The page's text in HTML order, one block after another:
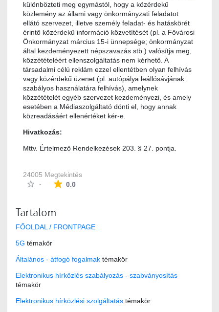
különbözteti meg egymástól, hogy a közérdekű
közlemény az állami vagy önkormányzati feladatot
ellátó szervezet, illetve személy feladat- és hatáskörét
érintő közérdekű információ közvetítését (pl. a Fővárosi
Önkormányzat március 15-i ünnepsége; önkormányzat
által kezdeményezett népszavazás stb.) valósítja meg,
közzétételéért ellenszolgáltatás nem kérhető. A
társadalmi célú reklám ezzel ellentétben olyan felhívás
vagy közérdekű üzenet (pl. autópálya leállósávjának
szabályos használatára felhívás), amelynek
közzétételét egyéb szervezet kezdeményezi, és amely
esetében a Médiaszolgáltató dönti el, hogy annak
közreadásáért ellenértéket kér-e.
Hivatkozás:
Mttv. Értelmező Rendelkezések 203. § 27. pontja.
24005 Megtekintés
-
0.0Az átlagos minősítés 0 csillag a lehetséges 5-
Tartalom
FŐOLDAL / FRONTPAGE
5G témakör
Általános - átfogó fogalmak témakör
Elektronikus hírközlés szabályozás - szabványosítás
témakör
Elektronikus hírközlési szolgáltatás témakör